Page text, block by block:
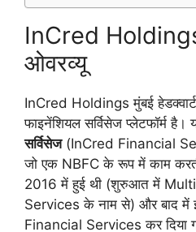
InCred
ओवरव्यू
InCred Holdings मुंबई
फाइनेंशियल सर्विसेज प्लेटफॉर्म है।
सर्विसेज(InCred Financial
जो एक NBFC के रूप में काम
2016 में हुई थी (शुरुआत में
Services के नाम से) और बाद में
Financial Services कर दिया